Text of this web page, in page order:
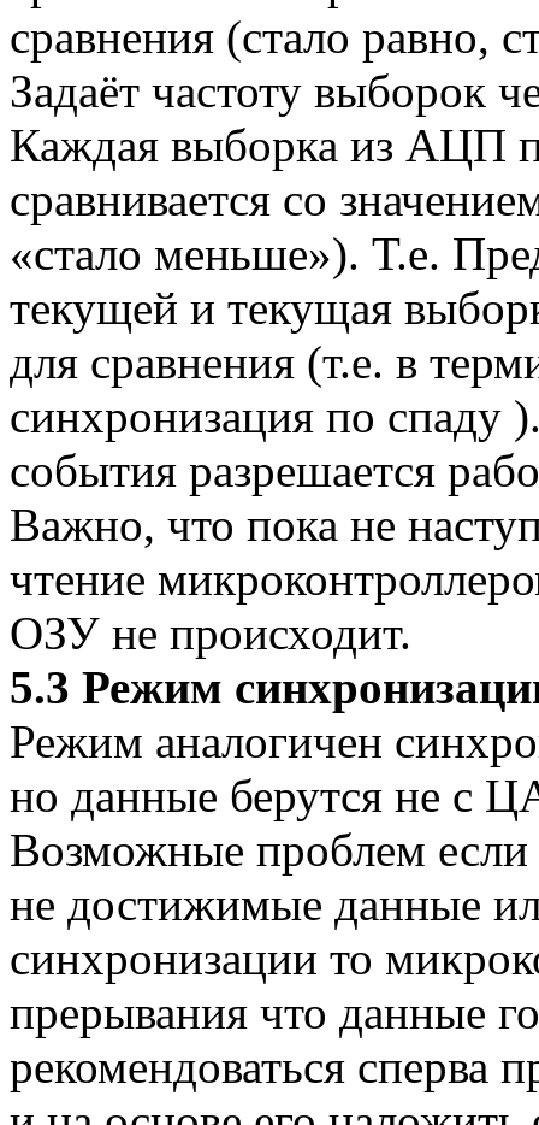
сравнения (стало равно,
Задаёт частоту выборок
Каждая выборка из АЦП
сравнивается со
«стало меньше»). Т.е.
текущей и текущая
для сравнения (т.е. в
синхронизация по спаду
события разрешается
Важно, что пока не
чтение
ОЗУ не происходит.
5.3 Режим
Режим аналогичен
но данные берутся не с
Возможные проблем если
не достижимые данные
синхронизации то
прерывания что данные
рекомендоваться сперва